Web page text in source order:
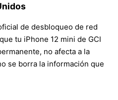
de desbloqueo de red
tu iPhone 12 mini de GCI
no afecta a la
se borra la información que